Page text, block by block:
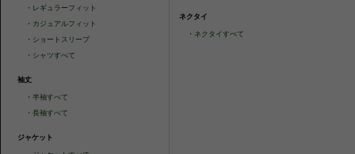
・ レギュラーフィット
・ カジュアルフィット
・ ショートスリーブ
・ シャツすべて
袖丈
・半袖すべて
・長袖すべて
ジャケット
ネクタイ
・ ネクタイすべて